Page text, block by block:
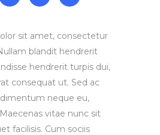
sit amet, consectetur
blandit hendrerit
hendrerit turpis dui,
consequat ut. Sed ac
neque eu,
vitae nunc sit
facilisis. Cum sociis